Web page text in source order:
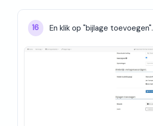
16 En klik op "bijlage toevoegen".